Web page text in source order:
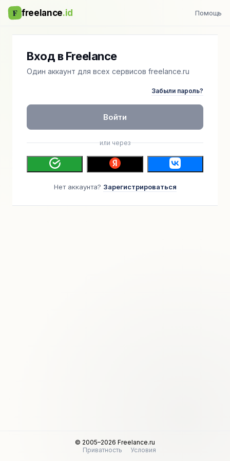
F freelance.id Помощь
Вход в Freelance
Один аккаунт для всех сервисов freelance.ru
Забыли пароль?
Войти
или через
Нет аккаунта? Зарегистрироваться
© 2005–2026 Freelance.ru
Приватность
Условия